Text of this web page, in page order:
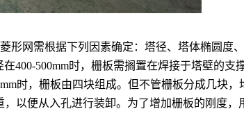
网需根据下列因素确定：塔径、塔体椭圆度
400-500mm时，栅板需搁置在焊接于塔壁的
时，栅板由四块组成。但不管栅板分成几
以便从入孔进行装卸。 为了增加栅板的刚度，